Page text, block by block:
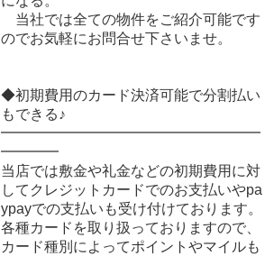
当社では全ての物件をご紹介可能です
のでお気軽にお問合せ下さいませ。
◆初期費用のカード決済可能で分割払い
もできる♪
━━━━━━━━━━━━━━━━━━
━━━━
当店では敷金や礼金などの初期費用に対
してクレジットカードでのお支払いやpa
ypayでの支払いも受け付けております。
各種カードを取り扱っておりますので、
カード種別によってポイントやマイルも